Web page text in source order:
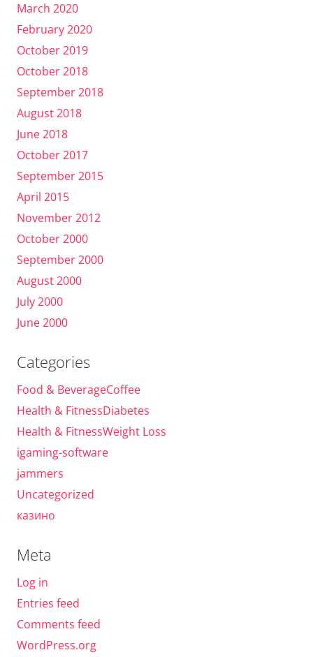
March 2020
February 2020
October 2019
October 2018
September 2018
August 2018
June 2018
October 2017
September 2015
April 2015
November 2012
October 2000
September 2000
August 2000
July 2000
June 2000
Categories
Food & BeverageCoffee
Health & FitnessDiabetes
Health & FitnessWeight Loss
igaming-software
jammers
Uncategorized
казино
Meta
Log in
Entries feed
Comments feed
WordPress.org